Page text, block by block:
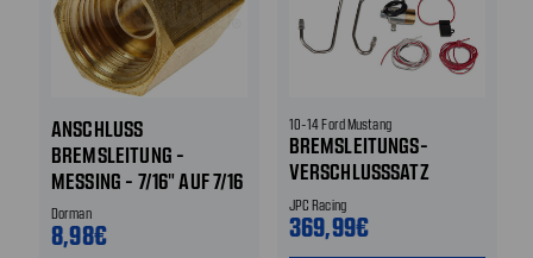
ANSCHLUSS
BREMSLEITUNG -
MESSING - 7/16" AUF 7/16
"
Dorman
8,98€
10-14 Ford Mustang
BREMSLEITUNGS-
VERSCHLUSSSATZ
JPC Racing
369,99€